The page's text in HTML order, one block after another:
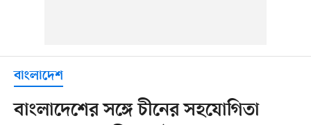
বাংলাদেশ
বাংলাদেশের সঙ্গে চীনের সহযোগিতা